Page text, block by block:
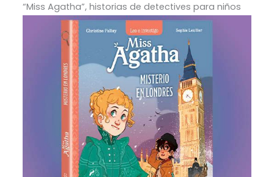
“Miss Agatha”, historias de detectives para niños